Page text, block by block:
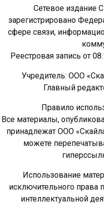
Сетевое издание
зарегистрировано
сфере связи,
Реестровая запись от
Учредитель: ООО
Главный
Правило
Все материалы,
принадлежат ООО
можете
Использование
исключительного права
интеллектуальной